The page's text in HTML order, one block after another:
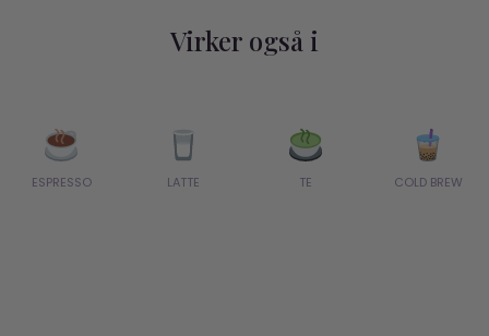
Virker også i
ESPRESSO LATTE TE COLD BREW